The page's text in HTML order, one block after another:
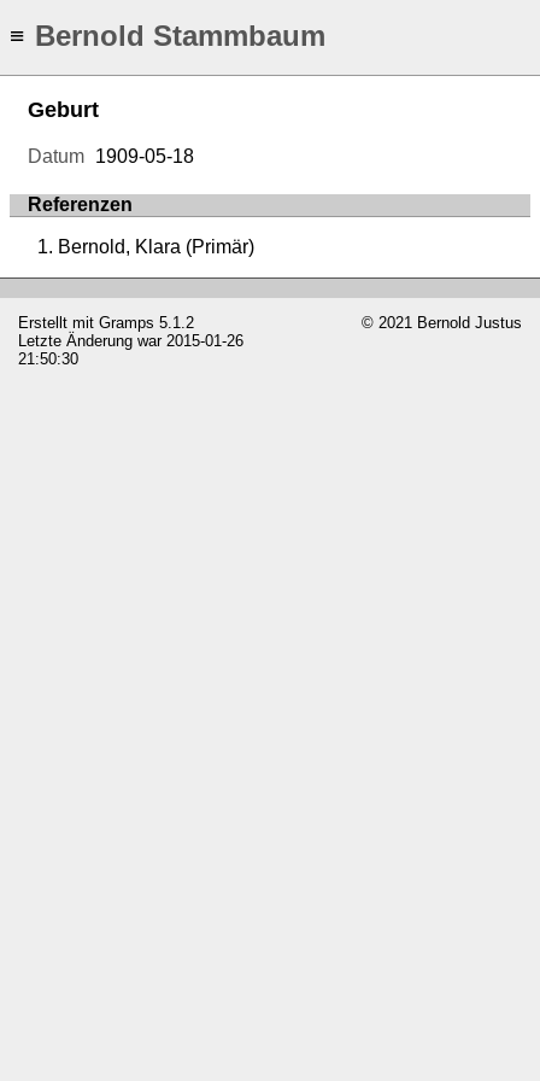
≡ Bernold Stammbaum
Geburt
Datum 1909-05-18
Referenzen
Bernold, Klara (Primär)
Erstellt mit Gramps 5.1.2
Letzte Änderung war 2015-01-26
21:50:30
© 2021 Bernold Justus